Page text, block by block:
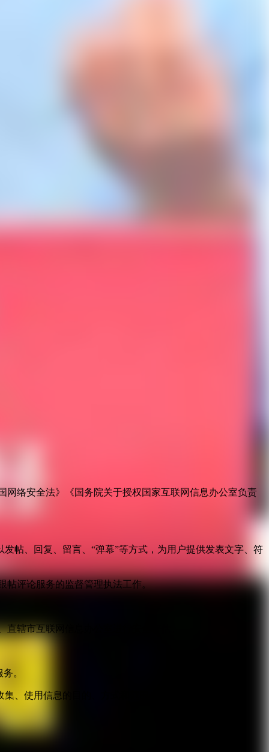
络安全法》《国务院关于授权国家互联网信息办公室负责
帖、回复、留言、“弹幕”等方式，为用户提供发表文字、符
帖评论服务的监督管理执法工作。
辖市互联网信息办公室进行安全评估。
。
、使用信息的目的、方式和范围，并经被收集者同意。